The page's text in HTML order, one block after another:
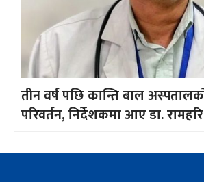
तीन वर्ष पछि कान्ति बाल
परिवर्तन, निर्देशकमा आए डा.